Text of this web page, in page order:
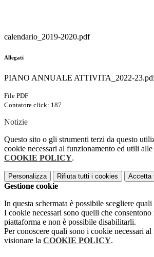
calendario_2019-2020.pdf
Allegati
PIANO ANNUALE ATTIVITA_2022-
File PDF
Contatore click: 187
Notizie
Questo sito o gli strumenti terzi da questo
cookie necessari al funzionamento ed utili
COOKIE POLICY.
Personalizza Rifiuta tutti i cookies Accetta
Gestione cookie
In questa schermata è possibile scegliere
I cookie necessari sono quelli che
piattaforma e non è possibile disabilitarli.
Per conoscere quali sono i cookie necessari
visionare la COOKIE POLICY.